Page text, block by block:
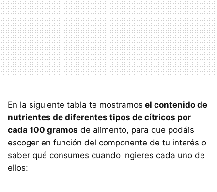
En la siguiente tabla te mostramos el contenido de
nutrientes de diferentes tipos de cítricos por
cada 100 gramos de alimento, para que podáis
escoger en función del componente de tu interés o
saber qué consumes cuando ingieres cada uno de
ellos: